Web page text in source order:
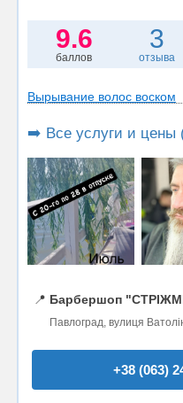
9.6
баллов
3
отзыва
Вырывание волос воском
➡️ Все услуги и цены
📍 Барбершоп
Павлоград, вулиця
+38 (063)